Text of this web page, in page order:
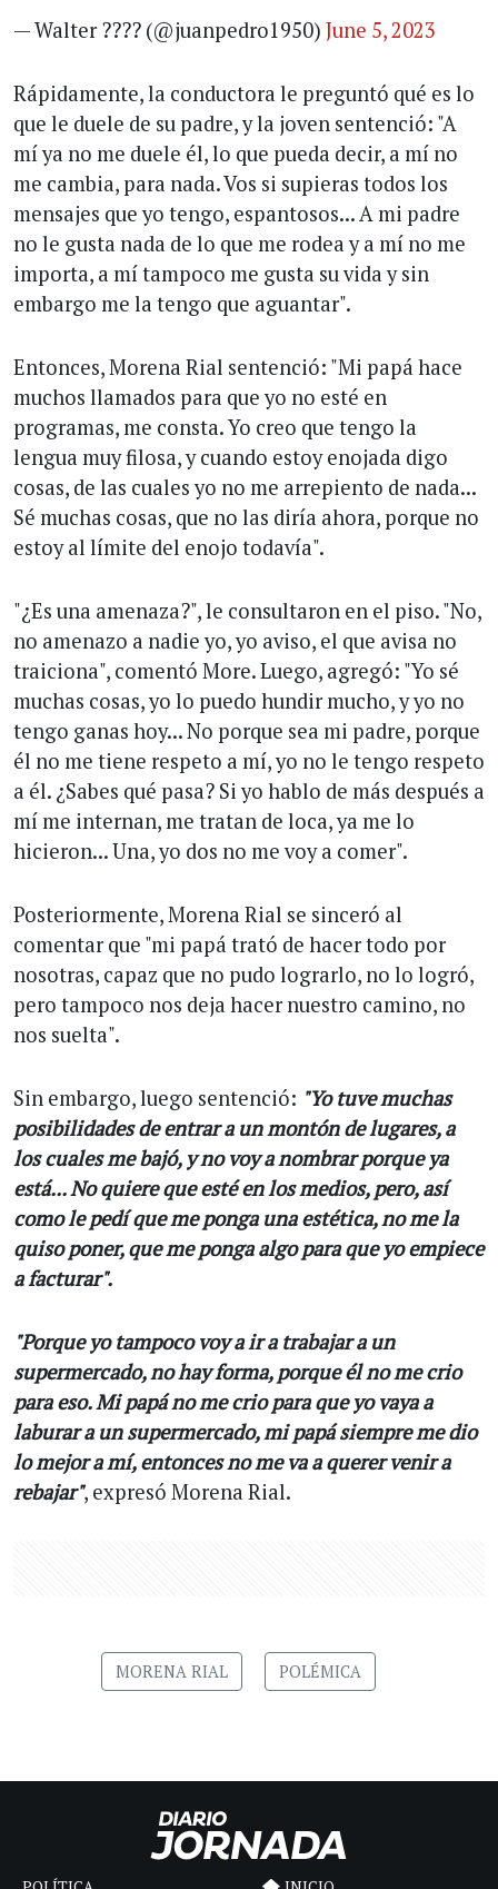
— Walter ???? (@juanpedro1950) June 5, 2023
Rápidamente, la conductora le preguntó qué es lo
que le duele de su padre, y la joven sentenció: "A
mí ya no me duele él, lo que pueda decir, a mí no
me cambia, para nada. Vos si supieras todos los
mensajes que yo tengo, espantosos... A mi padre
no le gusta nada de lo que me rodea y a mí no me
importa, a mí tampoco me gusta su vida y sin
embargo me la tengo que aguantar".
Entonces, Morena Rial sentenció: "Mi papá hace
muchos llamados para que yo no esté en
programas, me consta. Yo creo que tengo la
lengua muy filosa, y cuando estoy enojada digo
cosas, de las cuales yo no me arrepiento de nada...
Sé muchas cosas, que no las diría ahora, porque no
estoy al límite del enojo todavía".
"¿Es una amenaza?", le consultaron en el piso. "No,
no amenazo a nadie yo, yo aviso, el que avisa no
traiciona", comentó More. Luego, agregó: "Yo sé
muchas cosas, yo lo puedo hundir mucho, y yo no
tengo ganas hoy... No porque sea mi padre, porque
él no me tiene respeto a mí, yo no le tengo respeto
a él. ¿Sabes qué pasa? Si yo hablo de más después a
mí me internan, me tratan de loca, ya me lo
hicieron... Una, yo dos no me voy a comer".
Posteriormente, Morena Rial se sinceró al
comentar que "mi papá trató de hacer todo por
nosotras, capaz que no pudo lograrlo, no lo logró,
pero tampoco nos deja hacer nuestro camino, no
nos suelta".
Sin embargo, luego sentenció: "Yo tuve muchas
posibilidades de entrar a un montón de lugares, a
los cuales me bajó, y no voy a nombrar porque ya
está... No quiere que esté en los medios, pero, así
como le pedí que me ponga una estética, no me la
quiso poner, que me ponga algo para que yo empiece
a facturar".
"Porque yo tampoco voy a ir a trabajar a un
supermercado, no hay forma, porque él no me crio
para eso. Mi papá no me crio para que yo vaya a
laburar a un supermercado, mi papá siempre me dio
lo mejor a mí, entonces no me va a querer venir a
rebajar", expresó Morena Rial.
MORENA RIAL POLÉMICA